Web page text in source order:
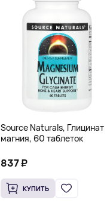
Source Naturals, Глицинат
магния, 60 таблеток
837 ₽
КУПИТЬ